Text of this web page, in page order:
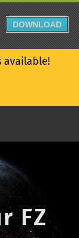
available!
FZ
DOWNLOAD